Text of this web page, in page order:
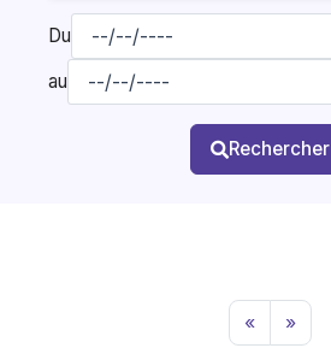
Du
au
Rechercher
« »